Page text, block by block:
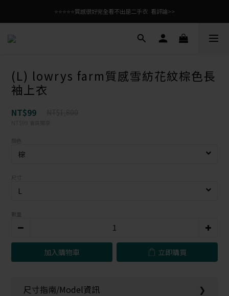
⭐⭐⭐⭐⭐質感很好完全看不出是二手衣  看評論>>
(L) lowrys farm質感雪紡花紋棕色長
袖上衣
NT$99 NT$1,800
顏色
尺寸
數量
加入購物車 立即購買
尺寸指南/Model資訊 ❯